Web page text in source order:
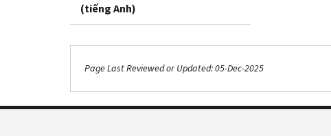
(tiếng Anh)
Page Last Reviewed or Updated: 05-Dec-2025